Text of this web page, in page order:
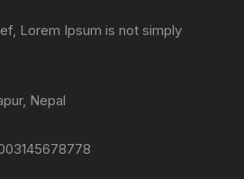
Lorem Ipsum is not simply
Nepal